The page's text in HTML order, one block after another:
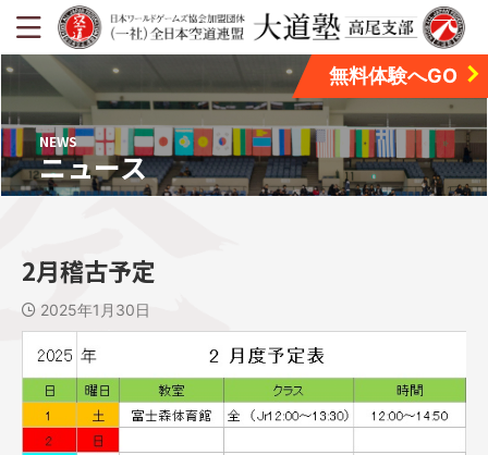
無料体験へGO
NEWS
ニュース
2月稽古予定
2025年1月30日